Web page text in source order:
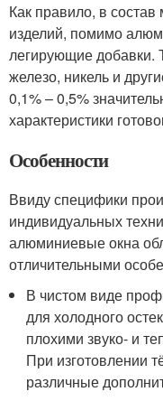
Как правило, в
изделий, помимо
легирующие добавки.
железо, никель и
0,1% – 0,5%
характеристики
Особенности
Ввиду специфики
индивидуальных
алюминиевые окна
отличительными
В чистом виде
для холодного
плохими звуко- и
При изготовлении
различные